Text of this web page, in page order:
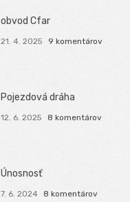
obvod Cfar
21. 4. 2025 9 komentárov
Pojezdová dráha
12. 6. 2025 8 komentárov
Únosnosť
7. 6. 2024 8 komentárov